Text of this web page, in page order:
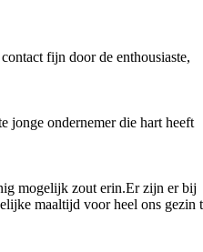
fijn door de enthousiaste,
jonge ondernemer die hart heeft
mogelijk zout erin.Er zijn er bij
maaltijd voor heel ons gezin